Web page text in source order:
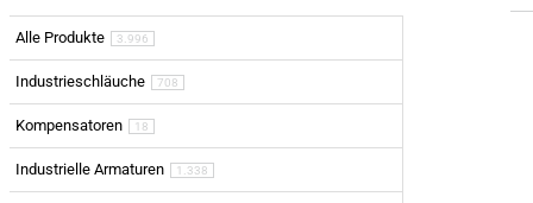
Alle Produkte 3.996
Industrieschläuche 708
Kompensatoren 18
Industrielle Armaturen 1.338